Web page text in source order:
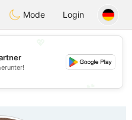
Citas
Mode Login